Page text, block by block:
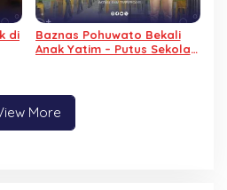
di
Baznas Pohuwato Bekali
Anak Yatim – Putus Sekolah
More